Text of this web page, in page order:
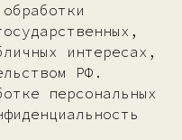
интересах,
РФ.
персональных